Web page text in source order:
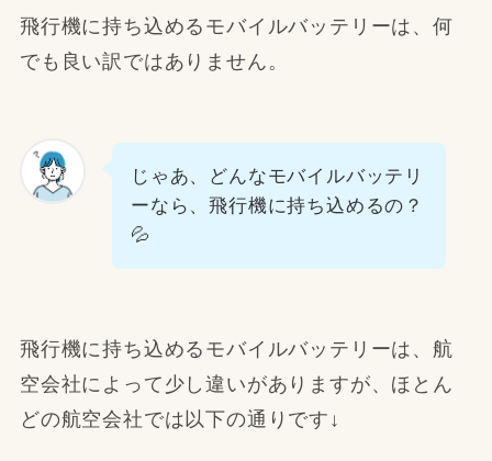
飛行機に持ち込めるモバイルバッテリーは、何
でも良い訳ではありません。
じゃあ、どんなモバイルバッテリ
ーなら、飛行機に持ち込めるの？
💦
飛行機に持ち込めるモバイルバッテリーは、航
空会社によって少し違いがありますが、ほとん
どの航空会社では以下の通りです↓